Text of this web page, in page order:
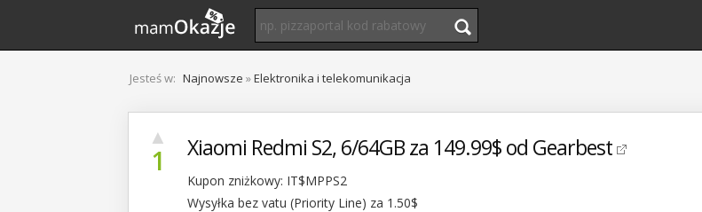
Jesteś w: Najnowsze »Elektronika i telekomunikacja
▲
1 Xiaomi Redmi S2, 6/64GB za 149.99$ od Gearbest
Kupon zniżkowy: IT$MPPS2
Wysyłka bez vatu (Priority Line) za 1.50$